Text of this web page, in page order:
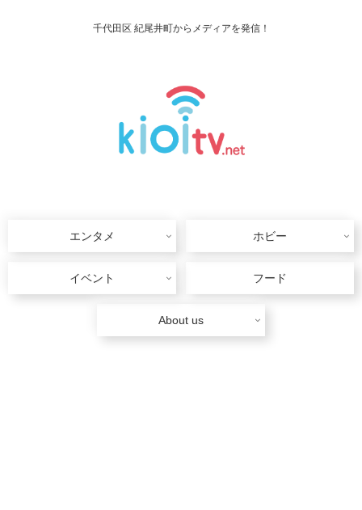
千代田区 紀尾井町からメディアを発信！
エンタメ ホビー
イベント フード
About us